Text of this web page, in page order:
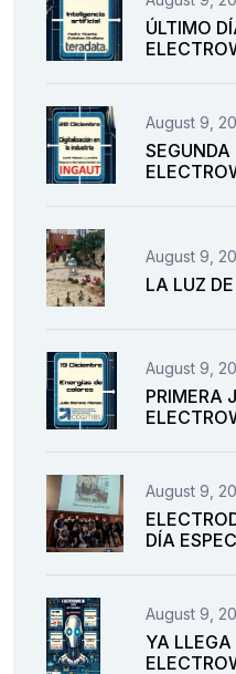
ÚLTIMO
August 9,
August 9,
LA LUZ
August 9,
PRIMERA
August 9,
DÍA
August 9,
YA